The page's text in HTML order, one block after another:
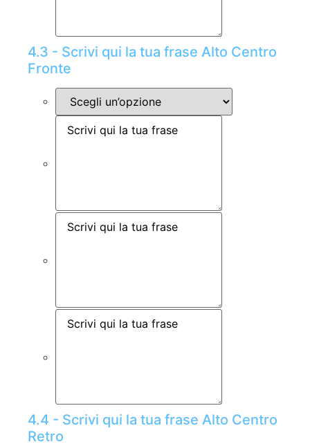
4.3 - Scrivi qui la tua frase Alto Centro
Fronte
4.4 - Scrivi qui la tua frase Alto Centro
Retro